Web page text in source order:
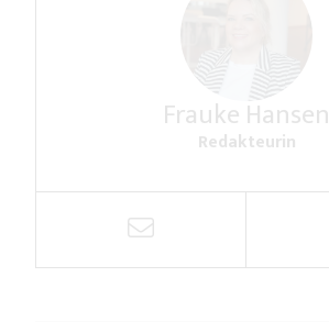
Frauke Hansen
Redakteurin